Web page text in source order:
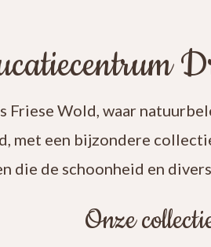
Wold, waar
met een bijzondere
die de schoonheid en
Onze